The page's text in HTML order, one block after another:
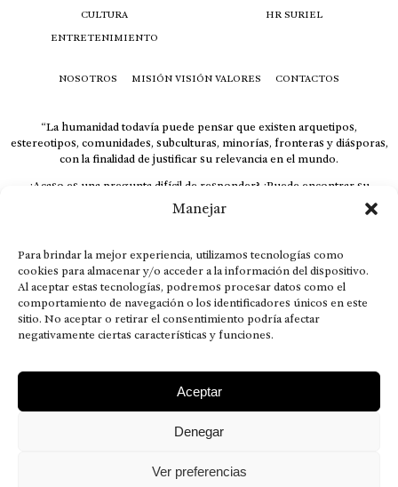
Manejar
Para brindar la mejor experiencia, utilizamos tecnologías como
cookies para almacenar y/o acceder a la información del dispositivo.
Al aceptar estas tecnologías, podremos procesar datos como el
comportamiento de navegación o los identificadores únicos en este
sitio. No aceptar o retirar el consentimiento podría afectar
negativamente ciertas características y funciones.
Aceptar
Denegar
Ver preferencias
CULTURA
ENTRETENIMIENTO
HR SURIEL
NOSOTROS MISIÓN VISIÓN VALORES CONTACTOS
“La humanidad todavía puede pensar que existen arquetipos,
estereotipos, comunidades, subculturas, minorías, fronteras y diásporas,
con la finalidad de justificar su relevancia en el mundo.
¿Acaso es una pregunta difícil de responder? ¿Puede encontrar su
respuesta al instante, otorgando al receptor cuestionado espacio y
velocidad suficiente para responder correctamente? De no ser así, el que
El concepto de familia no está limitado exclusivamente a la sangre; seres
que surgen en nuestro diario vivir suelen pesar más que los
emparentados. Más bien, el apego de estas dos versiones de seres
queridos mueve ideales provenientes de sus vivencias.
This is for nuestra gente.” – HRSuriel
MISIÓN VISIÓN VALORES
CONTACTOS